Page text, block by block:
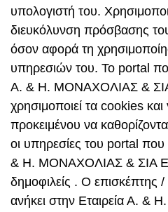
υπολογιστή του.
διευκόλυνση πρόσβασης
όσον αφορά τη
υπηρεσιών του. Το portal
Α. & Η. ΜΟΝΑΧΟΛΙΑΣ &
χρησιμοποιεί τα cookies και
προκειμένου να
οι υπηρεσίες του portal που
& Η. ΜΟΝΑΧΟΛΙΑΣ & ΣΙΑ ΕΕ
δημοφιλείς . Ο επισκέπτης
ανήκει στην Εταιρεία Α.